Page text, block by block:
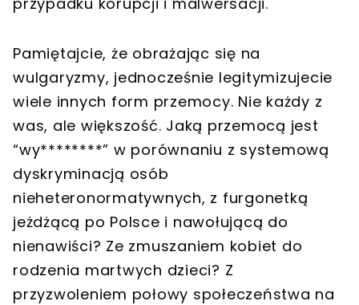
Pamiętajcie, że obrażając się na
wulgaryzmy, jednocześnie legitymizujecie
wiele innych form przemocy. Nie każdy z
was, ale większość. Jaką przemocą jest
“wy********” w porównaniu z systemową
dyskryminacją osób
nieheteronormatywnych, z furgonetką
jeżdżącą po Polsce i nawołującą do
nienawiści? Ze zmuszaniem kobiet do
rodzenia martwych dzieci? Z
przyzwoleniem połowy społeczeństwa na